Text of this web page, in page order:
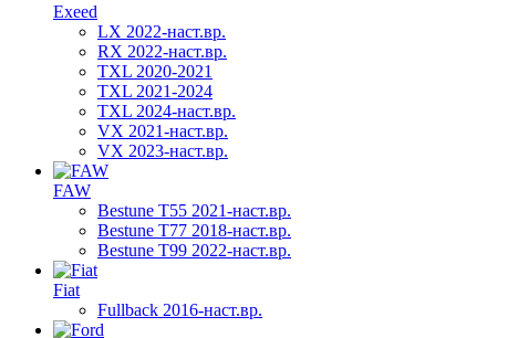
Exeed
LX 2022-наст.вр.
RX 2022-наст.вр.
TXL 2020-2021
TXL 2021-2024
TXL 2024-наст.вр.
VX 2021-наст.вр.
VX 2023-наст.вр.
FAW
Bestune T55 2021-наст.вр.
Bestune T77 2018-наст.вр.
Bestune T99 2022-наст.вр.
Fiat
Fullback 2016-наст.вр.